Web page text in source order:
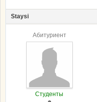
Staysi
Абитуриент
Студенты